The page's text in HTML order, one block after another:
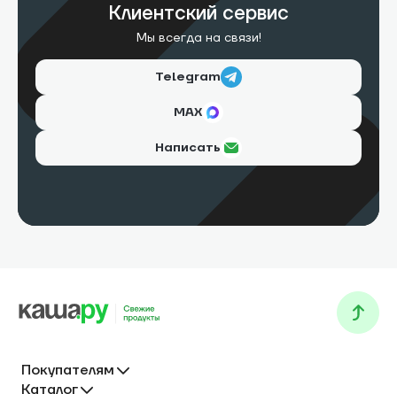
Клиентский сервис
Мы всегда на связи!
Telegram
МАХ
Написать
Каталог
Покупателям